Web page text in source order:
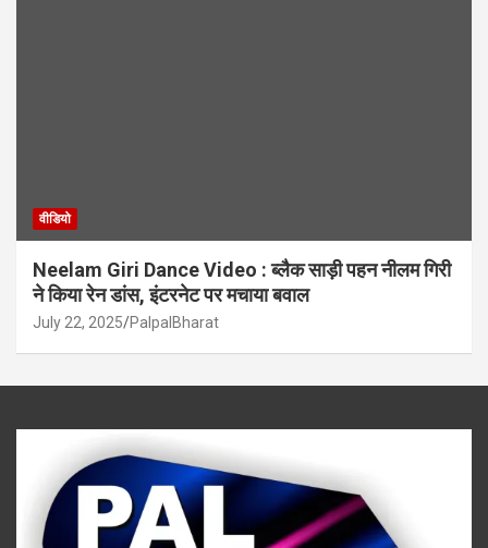
वीडियो
Neelam Giri Dance Video : ब्लैक साड़ी पहन नीलम गिरी
ने किया रेन डांस, इंटरनेट पर मचाया बवाल
July 22, 2025 PalpalBharat